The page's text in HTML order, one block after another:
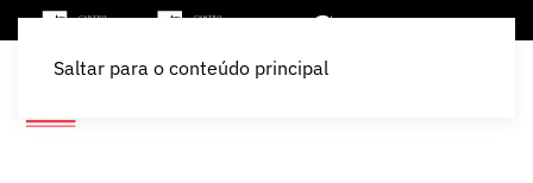
Saltar para o conteúdo principal